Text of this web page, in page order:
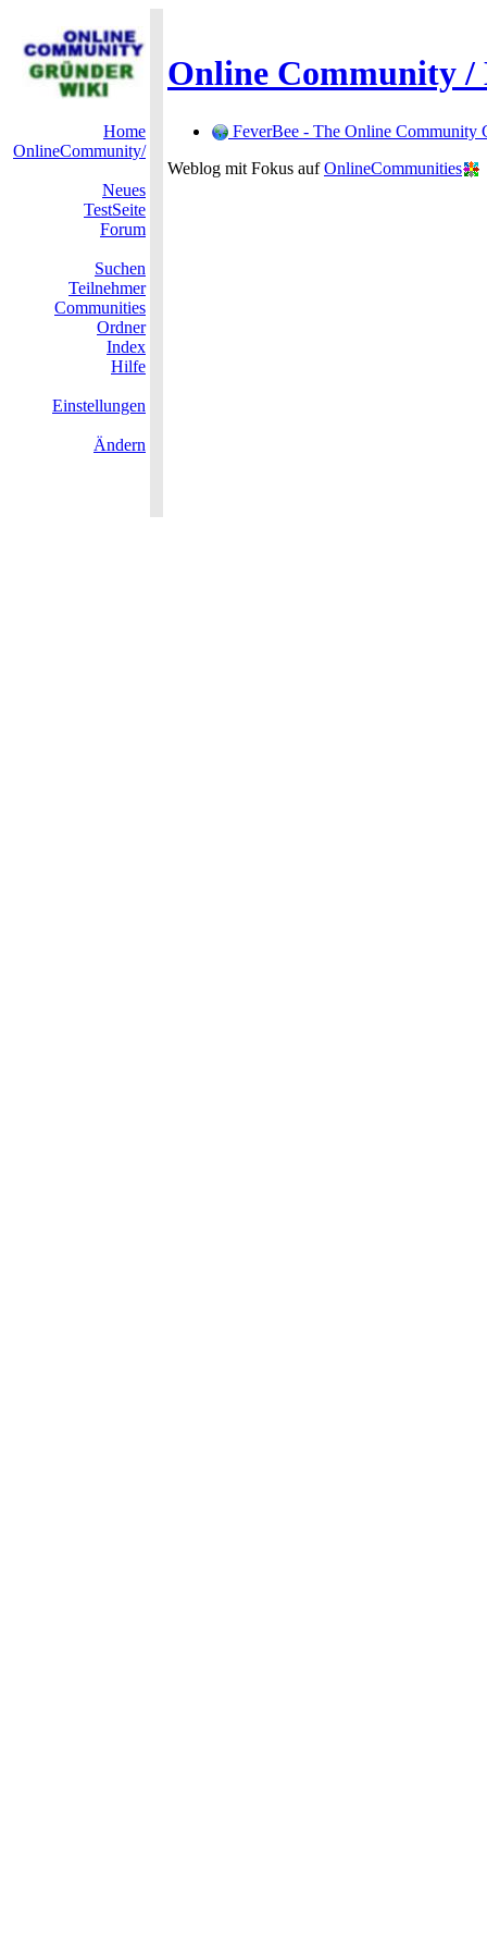
Online Community /
Home
OnlineCommunity/
Neues
TestSeite
Forum
Suchen
Teilnehmer
Communities
Ordner
Index
Hilfe
Einstellungen
Ändern
FeverBee - The Online Community
Weblog mit Fokus aufOnlineCommunities